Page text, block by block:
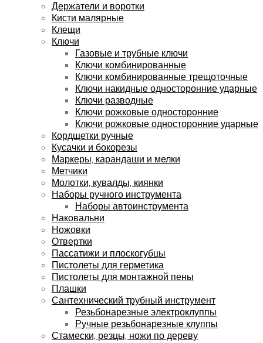
Держатели и воротки
Кисти малярные
Клещи
Ключи
Газовые и трубные ключи
Ключи комбинированные
Ключи комбинированные трещоточные
Ключи накидные односторонние ударные
Ключи разводные
Ключи рожковые односторонние
Ключи рожковые односторонние ударные
Кордщетки ручные
Кусачки и бокорезы
Маркеры, карандаши и мелки
Метчики
Молотки, кувалды, киянки
Наборы ручного инструмента
Наборы автоинструмента
Наковальни
Ножовки
Отвертки
Пассатижи и плоскогубцы
Пистолеты для герметика
Пистолеты для монтажной пены
Плашки
Сантехнический трубный инструмент
Резьбонарезные электроклуппы
Ручные резьбонарезные клуппы
Стамески, резцы, ножи по дереву